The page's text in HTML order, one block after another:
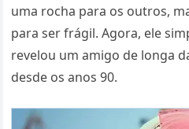
uma rocha para os outros,
para ser frágil. Agora, ele
revelou um amigo de longa
desde os anos 90.